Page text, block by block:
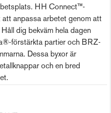
HH Connect™-
anpassa arbetet genom att
dig bekväm hela dagen
förstärkta partier och BRZ-
Dessa byxor är
och en bred